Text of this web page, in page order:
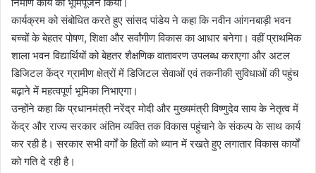
कार्यक्रम को संबोधित करते हुए सांसद पांडेय ने कहा कि नवीन आंगनबाड़ी भवन
बच्चों के बेहतर पोषण, शिक्षा और सर्वांगीण विकास का आधार बनेगा। वहीं प्राथमिक
शाला भवन विद्यार्थियों को बेहतर शैक्षणिक वातावरण उपलब्ध कराएगा और अटल
डिजिटल केंद्र ग्रामीण क्षेत्रों में डिजिटल सेवाओं एवं तकनीकी सुविधाओं की पहुंच
बढ़ाने में महत्वपूर्ण भूमिका निभाएगा।
उन्होंने कहा कि प्रधानमंत्री नरेंद्र मोदी और मुख्यमंत्री विष्णुदेव साय के नेतृत्व में
केंद्र और राज्य सरकार अंतिम व्यक्ति तक विकास पहुंचाने के संकल्प के साथ कार्य
कर रही है। सरकार सभी वर्गों के हितों को ध्यान में रखते हुए लगातार विकास कार्यों
को गति दे रही है।